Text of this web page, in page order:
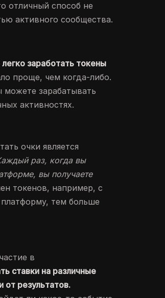
отличный способ не
активного сообщества.
заработать токены
проще, чем когда-либо.
зарабатывать
активностях.
очки является
раз, когда вы
вы получаете
токенов, например, с
тем больше
в
ставки на различные
от результатов.